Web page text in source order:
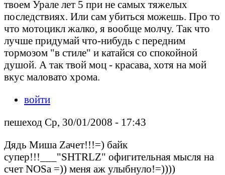
твоем Урале лет 5 при не самых тяжелых
последствиях. Или сам убиться можешь. Про то
что мотоцикл жалко, я вообще молчу. Так что
лучше придумай что-нибудь с передним
тормозом "в стиле" и катайся со спокойной
душой. А так твой моц - красава, хотя на мой
вкус маловато хрома.
войти
пешеход Ср, 30/01/2008 - 17:43
Дядь Миша Zачет!!!=) байк
супер!!!___"SHTRLZ" офигительная мысля на
счет NOSа =)) меня аж улыбнуло!=))))